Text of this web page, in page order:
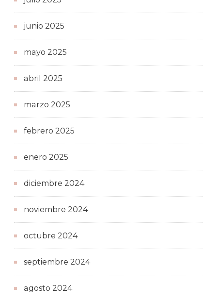
junio 2025
mayo 2025
abril 2025
marzo 2025
febrero 2025
enero 2025
diciembre 2024
noviembre 2024
octubre 2024
septiembre 2024
agosto 2024